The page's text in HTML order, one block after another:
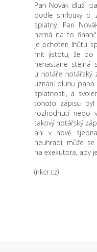
Pan Novák dluží
podle smlouvy o
splatný. Pan
nemá na to
je ochoten lhůtu
mít jistotu, že po
nenastane stejná
u notáře notářský
uznání dluhu
splatnosti, a
tohoto zápisu byl
rozhodnutí nebo
takový notářský
ani v nově
neuhradí, může
na exekutora, aby
(nkcr.cz)